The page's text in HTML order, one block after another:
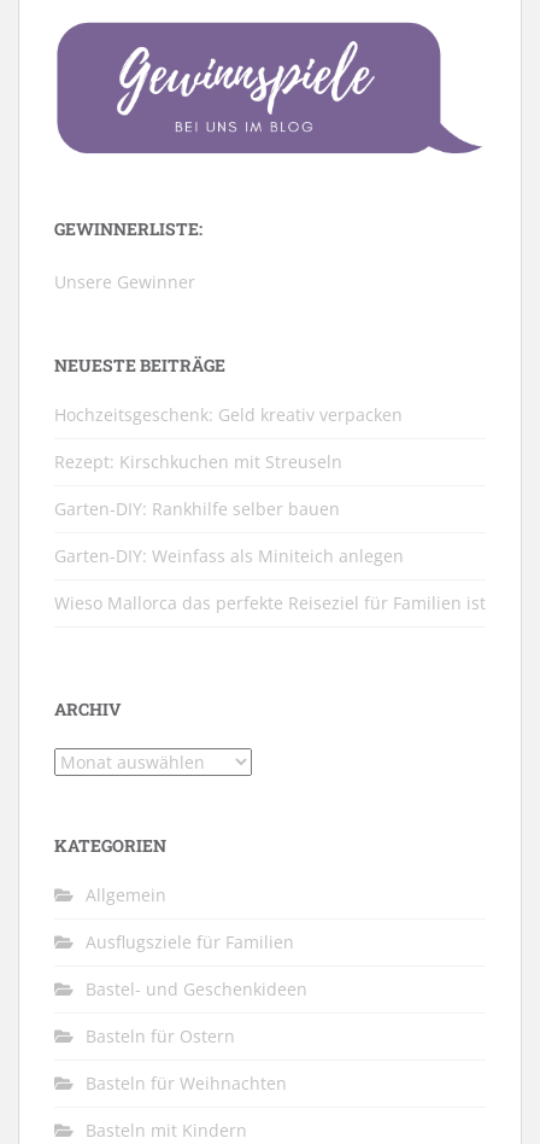
GEWINNERLISTE:
Unsere Gewinner
NEUESTE BEITRÄGE
Hochzeitsgeschenk: Geld kreativ verpacken
Rezept: Kirschkuchen mit Streuseln
Garten-DIY: Rankhilfe selber bauen
Garten-DIY: Weinfass als Miniteich anlegen
Wieso Mallorca das perfekte Reiseziel für Familien ist
ARCHIV
Archiv
KATEGORIEN
Allgemein
Ausflugsziele für Familien
Bastel- und Geschenkideen
Basteln für Ostern
Basteln für Weihnachten
Basteln mit Kindern